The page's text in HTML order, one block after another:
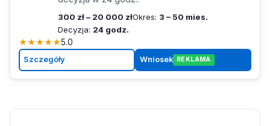
300 zł – 20 000 złOkres: 3 – 50 mies.
Decyzja: 24 godz.
★★★★★5.0
Szczegóły Wniosek REKLAMA